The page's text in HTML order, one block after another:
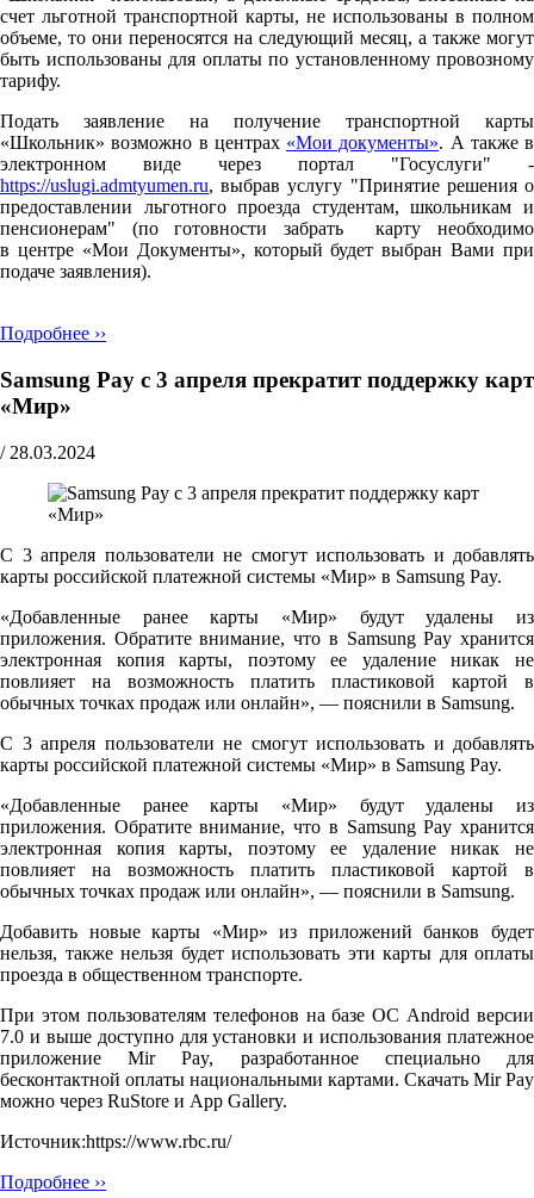
счет льготной транспортной карты, не использованы в полном
объеме, то они переносятся на следующий месяц, а также могут
быть использованы для оплаты по установленному провозному
тарифу.
Подать заявление на получение транспортной карты
«Школьник» возможно в центрах «Мои документы». А также в
электронном виде через портал "Госуслуги" -
https://uslugi.admtyumen.ru, выбрав услугу "Принятие решения о
предоставлении льготного проезда студентам, школьникам и
пенсионерам" (по готовности забрать карту необходимо
в центре «Мои Документы», который будет выбран Вами при
подаче заявления).
Подробнее ››
Samsung Pay с 3 апреля прекратит поддержку карт
«Мир»
/ 28.03.2024
С 3 апреля пользователи не смогут использовать и добавлять
карты российской платежной системы «Мир» в Samsung Pay.
«Добавленные ранее карты «Мир» будут удалены из
приложения. Обратите внимание, что в Samsung Pay хранится
электронная копия карты, поэтому ее удаление никак не
повлияет на возможность платить пластиковой картой в
обычных точках продаж или онлайн», — пояснили в Samsung.
С 3 апреля пользователи не смогут использовать и добавлять
карты российской платежной системы «Мир» в Samsung Pay.
«Добавленные ранее карты «Мир» будут удалены из
приложения. Обратите внимание, что в Samsung Pay хранится
электронная копия карты, поэтому ее удаление никак не
повлияет на возможность платить пластиковой картой в
обычных точках продаж или онлайн», — пояснили в Samsung.
Добавить новые карты «Мир» из приложений банков будет
нельзя, также нельзя будет использовать эти карты для оплаты
проезда в общественном транспорте.
При этом пользователям телефонов на базе ОС Android версии
7.0 и выше доступно для установки и использования платежное
приложение Mir Pay, разработанное специально для
бесконтактной оплаты национальными картами. Скачать Mir Pay
можно через RuStore и App Gallery.
Источник:https://www.rbc.ru/
Подробнее ››